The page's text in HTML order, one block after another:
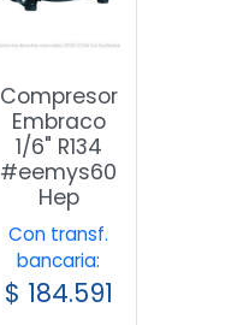
Compresor
Embraco
1/6" R134
#eemys60
Hep
Con transf.
bancaria:
$ 184.591